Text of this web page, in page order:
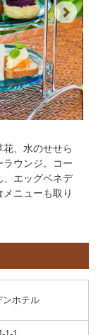
Next
、水のせせら
ラウンジ。コー
、エッグベネデ
ニューも取り
ンホテル